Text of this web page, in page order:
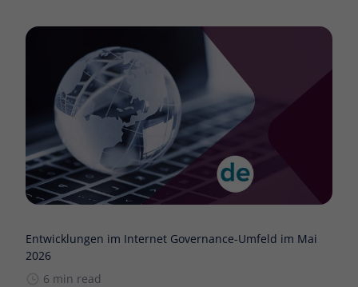
Entwicklungen im Internet Governance-Umfeld im Mai
2026
6 min read